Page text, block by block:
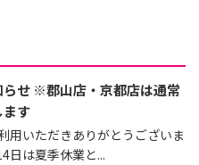
らせ ※郡山店・京都店は通常
す
用いただきありがとうございま
日は夏季休業と...